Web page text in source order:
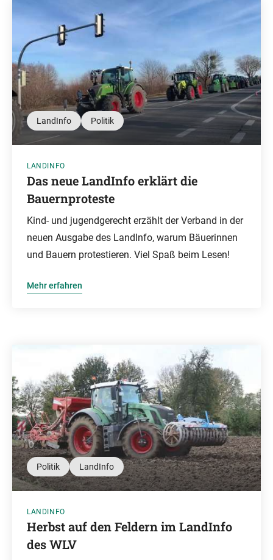
LandInfo Politik
LANDINFO
Das neue LandInfo erklärt die
Bauernproteste
Kind- und jugendgerecht erzählt der Verband in der
neuen Ausgabe des LandInfo, warum Bäuerinnen
und Bauern protestieren. Viel Spaß beim Lesen!
Mehr erfahren
Politik LandInfo
LANDINFO
Herbst auf den Feldern im LandInfo
des WLV